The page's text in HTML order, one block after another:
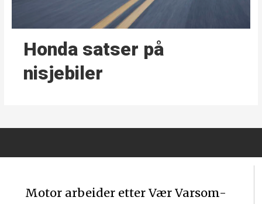
Honda satser på
nisjebiler
Motor arbeider etter Vær Varsom-